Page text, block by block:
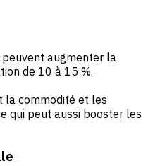
augmenter la
de 10 à 15 %.
la commodité et les
qui peut aussi booster les